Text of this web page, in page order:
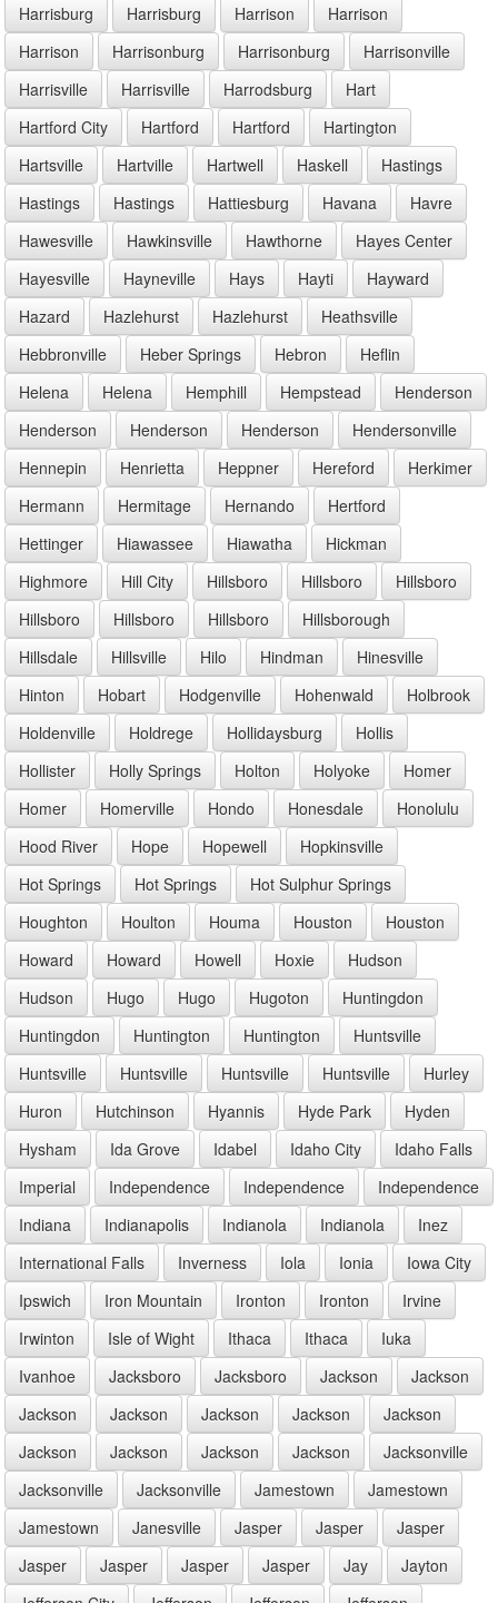
Harrisburg
Harrisburg Harrison
Harrison
Harrison
Harrisonburg Harrisonburg
Harrisonville
Harrisville
Harrisville Harrodsburg
Hart
Hartford City
Hartford Hartford
Hartington
Hartsville
Hartville Hartwell Haskell
Hastings
Hastings
Hastings Hattiesburg Havana
Havre
Hawesville
Hawkinsville Hawthorne
Hayes Center
Hayesville
Hayneville Hays Hayti
Hayward
Hazard
Hazlehurst Hazlehurst
Heathsville
Hebbronville
Heber Springs Hebron
Heflin
Helena
Helena Hemphill Hempstead
Henderson
Henderson
Henderson Henderson
Hendersonville
Hennepin
Henrietta Heppner Hereford
Herkimer
Hermann
Hermitage Hernando
Hertford
Hettinger
Hiawassee Hiawatha
Hickman
Highmore
Hill City Hillsboro Hillsboro
Hillsboro
Hillsboro
Hillsboro Hillsboro
Hillsborough
Hillsdale
Hillsville Hilo Hindman
Hinesville
Hinton
Hobart Hodgenville Hohenwald
Holbrook
Holdenville
Holdrege Hollidaysburg
Hollis
Hollister
Holly Springs Holton Holyoke
Homer
Homer
Homerville Hondo Honesdale
Honolulu
Hood River
Hope Hopewell
Hopkinsville
Hot Springs
Hot Springs
Hot Sulphur Springs
Houghton
Houlton Houma Houston
Houston
Howard
Howard Howell Hoxie
Hudson
Hudson
Hugo Hugo Hugoton
Huntingdon
Huntingdon
Huntington Huntington
Huntsville
Huntsville
Huntsville Huntsville Huntsville
Hurley
Huron
Hutchinson Hyannis Hyde Park
Hyden
Hysham
Ida Grove Idabel Idaho City
Idaho Falls
Imperial
Independence Independence
Independence
Indiana
Indianapolis Indianola Indianola
Inez
International Falls
Inverness Iola Ionia
Iowa City
Ipswich
Iron Mountain Ironton Ironton
Irvine
Irwinton
Isle of Wight Ithaca Ithaca
Iuka
Ivanhoe
Jacksboro Jacksboro Jackson
Jackson
Jackson
Jackson Jackson Jackson
Jackson
Jackson
Jackson Jackson Jackson
Jacksonville
Jacksonville
Jacksonville Jamestown
Jamestown
Jamestown
Janesville Jasper Jasper
Jasper
Jasper
Jasper Jasper Jasper Jay
Jayton